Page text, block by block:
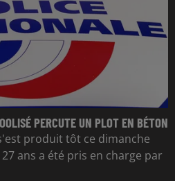
PERCUTE UN PLOT EN BÉTON
produit tôt ce dimanche
ans a été pris en charge par